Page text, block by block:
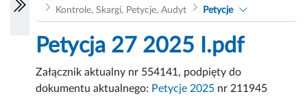
Kontrole, Skargi, Petycje, Audyt
Petycje
Petycja 27 2025 I.pdf
Załącznik aktualny nr 554141, podpięty do
dokumentu aktualnego: Petycje 2025 nr 211945